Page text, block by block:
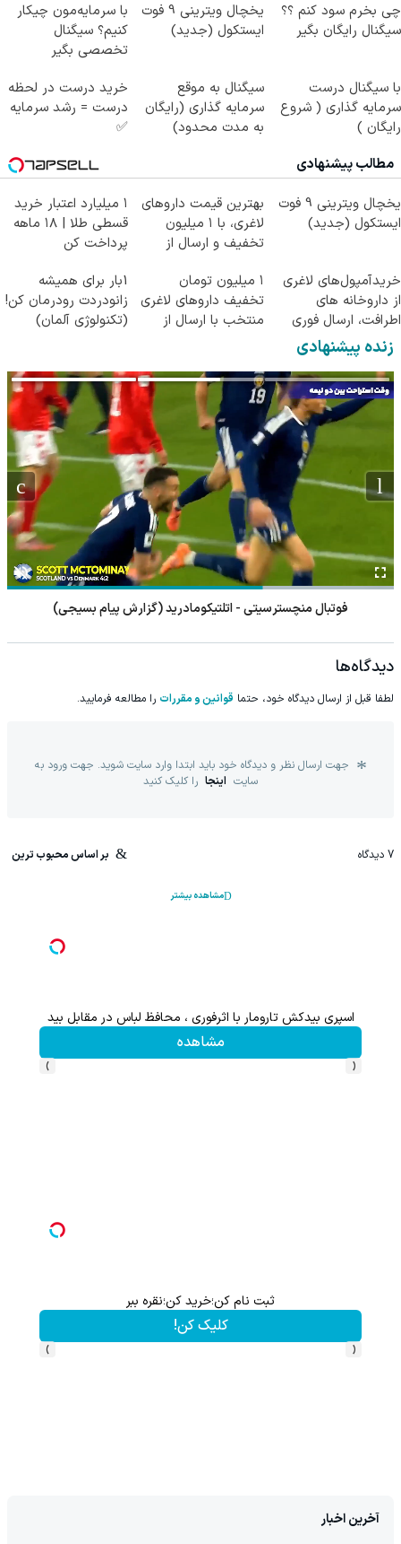
چی بخرم سود کنم ؟؟
سیگنال رایگان بگیر
یخچال ویترینی 9 فوت
ایستکول (جدید)
با سرمایه‌مون چیکار
کنیم؟ سیگنال
تخصصی بگیر
با سیگنال درست
سرمایه گذاری ( شروع
رایگان )
سیگنال به موقع
سرمایه گذاری (رایگان
به مدت محدود)
خرید درست در لحظه
درست = رشد سرمایه
✅
مطالب پیشنهادی
یخچال ویترینی 9 فوت
ایستکول (جدید)
بهترین قیمت داروهای
لاغری، با ۱ میلیون
تخفیف و ارسال از
۱ میلیارد اعتبار خرید
قسطی طلا | ۱۸ ماهه
پرداخت کن
خریدآمپول‌های لاغری
از داروخانه های
اطرافت، ارسال فوری
همراه با پک یخ!
۱ میلیون تومان
تخفیف داروهای لاغری
منتخب با ارسال از
1بار برای همیشه
زانودردت رودرمان کن!
(تکنولوژی آلمان)
زنده پیشنهادی
فوتبال منچسترسیتی - اتلتیکومادرید (گزارش پیام بسیجی)
دیدگاه‌ها
لطفا قبل از ارسال دیدگاه خود، حتما قوانین و مقررات را مطالعه فرمایید.
جهت ارسال نظر و دیدگاه خود باید ابتدا وارد سایت شوید. جهت ورود به
سایت اینجا را کلیک کنید
7 دیدگاه بر اساس محبوب ترین
مشاهده بیشتر
اسپری بیدکش تارومار با اثرفوری ، محافظ لباس در مقابل بید
مشاهده
‹
›
ثبت نام کن؛خرید کن؛نقره ببر
کلیک کن!
‹
›
آخرین اخبار